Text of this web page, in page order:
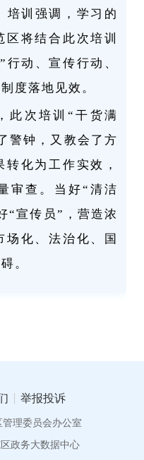
培训强调，学习的
将结合此次培训
动、宣传行动、
度落地见效。
此次培训“干货满
警钟，又教会了方
化为工作实效，
审查。当好“清洁
“宣传员”，营造浓
场化、法治化、国
。
举报投诉
理委员会办公室
政务大数据中心